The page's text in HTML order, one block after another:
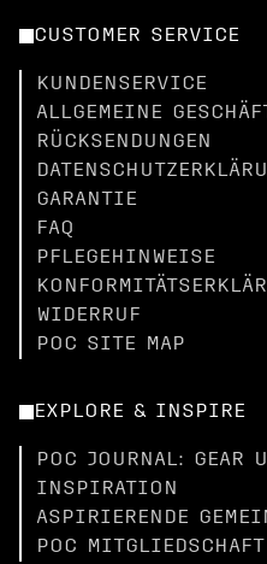
CUSTOMER SERVICE
KUNDENSERVICE
ALLGEMEINE
RÜCKSENDUNGEN
GARANTIE
FAQ
PFLEGEHINWEISE
WIDERRUF
POC SITE MAP
EXPLORE & INSPIRE
POC JOURNAL: GEAR
INSPIRATION
ASPIRIERENDE
POC MITGLIEDSCHAFT